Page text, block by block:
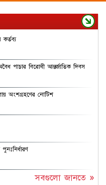
পাচার বিরোধী আন্তর্জাতিক দিবস
অংশগ্রহণের নোটিশ
সবগুলো জানতে »